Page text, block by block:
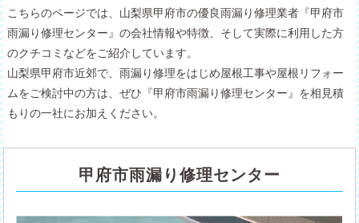
こちらのページでは、山梨県甲府市の優良雨漏り修理業者『甲府市
雨漏り修理センター』の会社情報や特徴、そして実際に利用した方
のクチコミなどをご紹介しています。
山梨県甲府市近郊で、雨漏り修理をはじめ屋根工事や屋根リフォー
ムをご検討中の方は、ぜひ『甲府市雨漏り修理センター』を相見積
もりの一社にお加えください。
甲府市雨漏り修理センター